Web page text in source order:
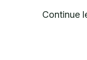
Continue